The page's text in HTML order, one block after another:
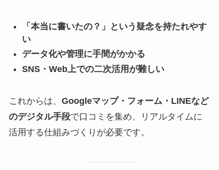
「本当に書いたの？」という疑念を持たれやす
い
データ化や管理に手間がかかる
SNS・Web上での二次活用が難しい
これからは、 Googleマップ・フォーム・LINEなど
のデジタル手段で口コミを集め、リアルタイムに
活用する仕組みづくりが必要です。